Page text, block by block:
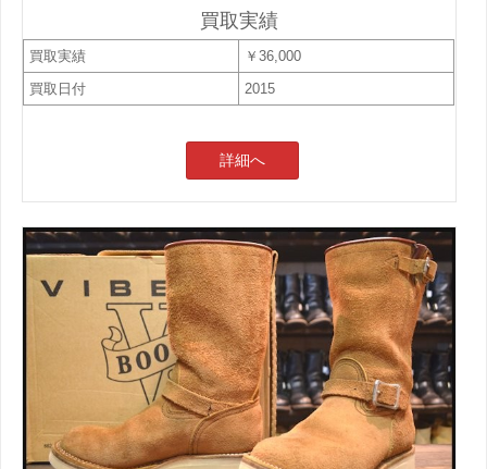
買取実績
買取実績
￥36,000
買取日付
2015
詳細へ